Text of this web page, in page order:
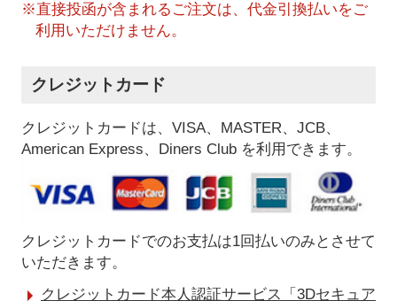
※直接投函が含まれるご注文は、代金引換払いをご
利用いただけません。
クレジットカード
クレジットカードは、VISA、MASTER、JCB、
American Express、Diners Club を利用できます。
クレジットカードでのお支払は1回払いのみとさせて
いただきます。
クレジットカード本人認証サービス「3Dセキュア